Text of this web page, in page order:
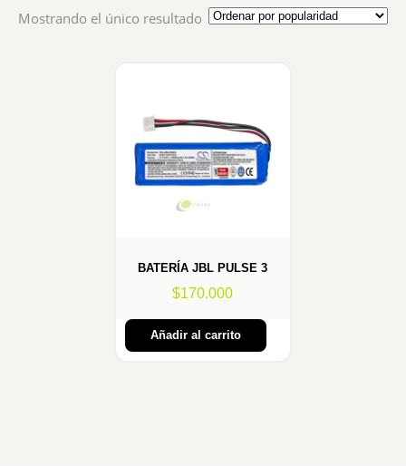
Mostrando el único resultado
BATERÍA JBL PULSE 3
$170.000
Añadir al carrito